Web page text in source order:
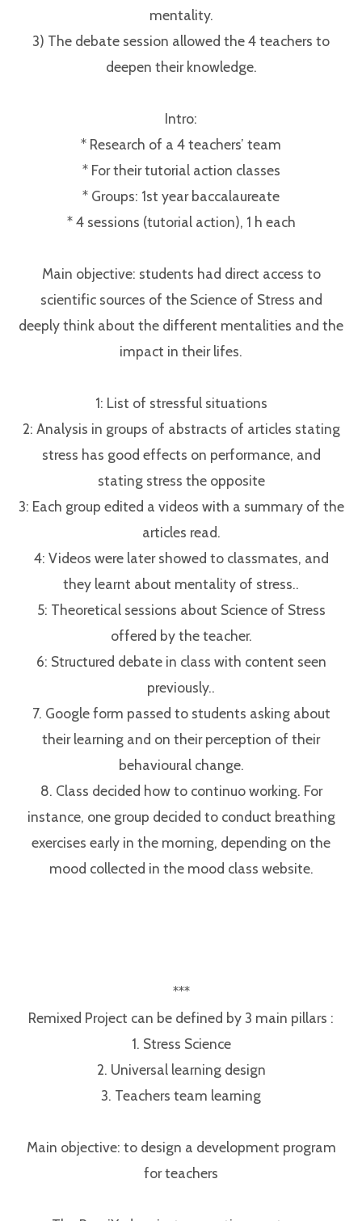
mentality.⁣
3) The debate session allowed the 4 teachers to
deepen their knowledge.⁣
Intro:⁣
* Research of a 4 teachers’ team⁣
* For their tutorial action classes⁣
* Groups: 1st year baccalaureate⁣
* 4 sessions (tutorial action), 1 h each⁣
Main objective: students had direct access to
scientific sources of the Science of Stress and
deeply think about the different mentalities and the
impact in their lifes.⁣
1: List of stressful situations⁣
2: Analysis in groups of abstracts of articles stating
stress has good effects on performance, and
stating stress the opposite⁣
3: Each group edited a videos with a summary of the
articles read.⁣
4: Videos were later showed to classmates, and
they learnt about mentality of stress..⁣
5: Theoretical sessions about Science of Stress
offered by the teacher.⁣
6: Structured debate in class with content seen
previously..⁣
7. Google form passed to students asking about
their learning and on their perception of their
behavioural change.⁣
8. Class decided how to continuo working. For
instance, one group decided to conduct breathing
exercises early in the morning, depending on the
mood collected in the mood class website.⁣
***⁣
Remixed Project can be defined by 3 main pillars :⁣
1. Stress Science⁣
2. Universal learning design⁣
3. Teachers team learning⁣
Main objective: to design a development program
for teachers⁣